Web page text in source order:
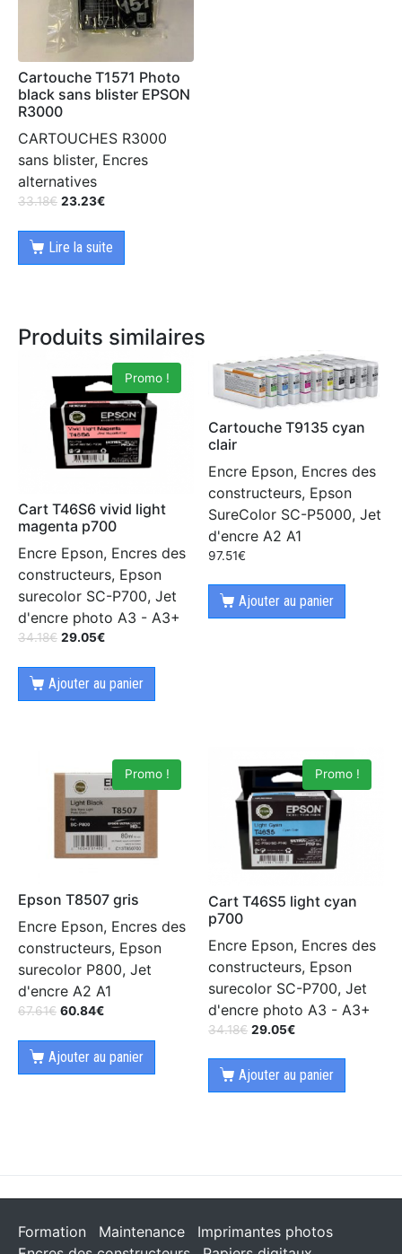
Cartouche T1571 Photo
black sans blister EPSON
R3000
CARTOUCHES R3000
sans blister, Encres
alternatives
33.18€ 23.23€
Lire la suite
Produits similaires
Promo !
Cart T46S6 vivid light
magenta p700
Encre Epson, Encres des
constructeurs, Epson
surecolor SC-P700, Jet
d'encre photo A3 - A3+
34.18€ 29.05€
Ajouter au panier
Cartouche T9135 cyan
clair
Encre Epson, Encres des
constructeurs, Epson
SureColor SC-P5000, Jet
d'encre A2 A1
97.51€
Ajouter au panier
Promo !
Epson T8507 gris
Encre Epson, Encres des
constructeurs, Epson
surecolor P800, Jet
d'encre A2 A1
67.61€ 60.84€
Ajouter au panier
Promo !
Cart T46S5 light cyan
p700
Encre Epson, Encres des
constructeurs, Epson
surecolor SC-P700, Jet
d'encre photo A3 - A3+
34.18€ 29.05€
Ajouter au panier
Formation Maintenance
Imprimantes photos